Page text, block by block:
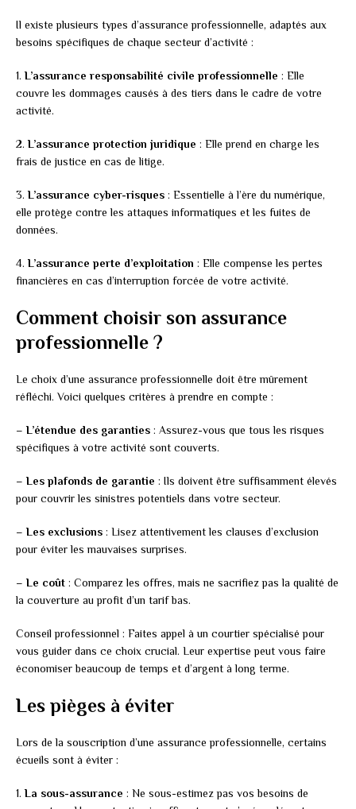
Il existe plusieurs types d’assurance professionnelle, adaptés aux
besoins spécifiques de chaque secteur d’activité :
1.L’assurance responsabilité civile professionnelle : Elle
couvre les dommages causés à des tiers dans le cadre de votre
activité.
2.L’assurance protection juridique : Elle prend en charge les
frais de justice en cas de litige.
3.L’assurance cyber-risques : Essentielle à l’ère du numérique,
elle protège contre les attaques informatiques et les fuites de
données.
4.L’assurance perte d’exploitation : Elle compense les pertes
financières en cas d’interruption forcée de votre activité.
Comment choisir son assurance
professionnelle ?
Le choix d’une assurance professionnelle doit être mûrement
réfléchi. Voici quelques critères à prendre en compte :
–L’étendue des garanties : Assurez-vous que tous les risques
spécifiques à votre activité sont couverts.
–Les plafonds de garantie : Ils doivent être suffisamment élevés
pour couvrir les sinistres potentiels dans votre secteur.
–Les exclusions : Lisez attentivement les clauses d’exclusion
pour éviter les mauvaises surprises.
–Le coût : Comparez les offres, mais ne sacrifiez pas la qualité de
la couverture au profit d’un tarif bas.
Conseil professionnel : Faites appel à un courtier spécialisé pour
vous guider dans ce choix crucial. Leur expertise peut vous faire
économiser beaucoup de temps et d’argent à long terme.
Les pièges à éviter
Lors de la souscription d’une assurance professionnelle, certains
écueils sont à éviter :
1.La sous-assurance : Ne sous-estimez pas vos besoins de